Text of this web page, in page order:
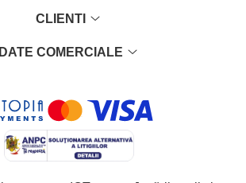
CLIENTI
DATE COMERCIALE